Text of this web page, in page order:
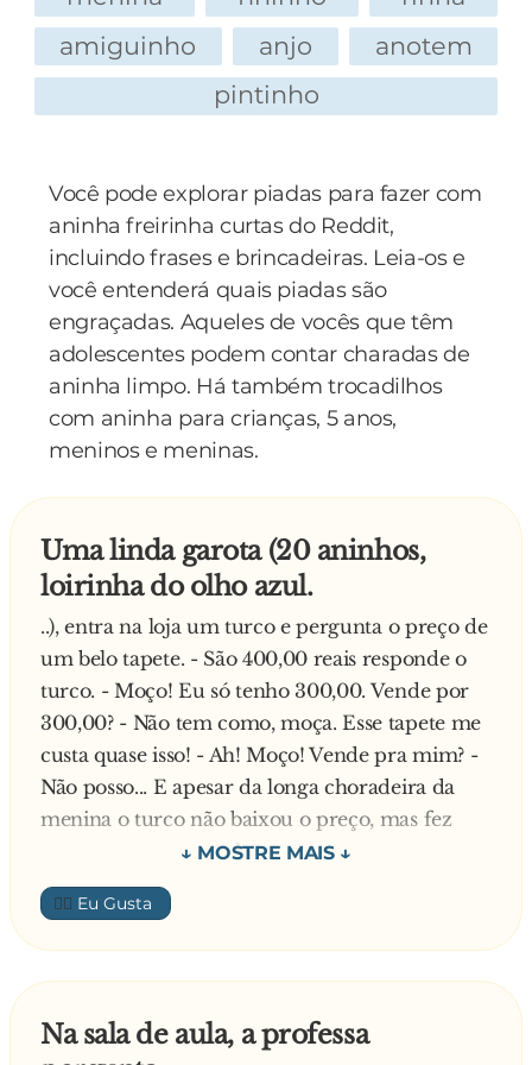
tamanho do membro do rapaz, que quase batia
no joelho.
Mas como já estava tudo combinado, ele subiu
encostadinha ela gemeu, suspirou e... peidou.
Voltou pra casa aos prantos e contou a história
para a mãe.
— O quê? — gritou a mãe, assustada — Eu vou
lá resolver isso! Vou trazer esse tapete, é uma
questão de honra!
cerca de dez segundos, depois prendeu a
respiração, mordeu os lábios e... peidou.
Chegou em casa xingando o desgraçado,
indignada e contou o fracasso pra filha. A avó
da loira, que ouviu a história, se intrometeu:
— Esse é um problema pra eu resolver! É uma
questão de tradição de família! — e correu para
a loja.
Depois de uma hora, ela volta com o tapete
enrolado no ombro. A mãe e a filha fizeram a
maior festa, abraçaram a velha, pularam e
perguntaram como ela tinha conseguido se
segurar diante daquele fenômeno.
— Mas quem foi que disse que eu consegui —
amiguinho
anjo
anotem
pintinho
Você pode explorar piadas para fazer com
aninha freirinha curtas do Reddit,
incluindo frases e brincadeiras. Leia-os e
você entenderá quais piadas são
engraçadas. Aqueles de vocês que têm
adolescentes podem contar charadas de
aninha limpo. Há também trocadilhos
com aninha para crianças, 5 anos,
meninos e meninas.
Uma linda garota (20 aninhos,
loirinha do olho azul.
..), entra na loja um turco e pergunta o preço de
um belo tapete. - São 400,00 reais responde o
turco. - Moço! Eu só tenho 300,00. Vende por
300,00? - Não tem como, moça. Esse tapete me
custa quase isso! - Ah! Moço! Vende pra mim? -
Não posso... E apesar da longa choradeira da
menina o turco não baixou o preço, mas fez
uma proposta para ela:
— Se você aguentar uma 'trepada' em cima
desse tapete, pode levar ele de graça. - O que?
Trepar? Meter? t**...? O senhor quer dizer fazer
s**...? - Exatamente! Se você der prá mim em
com uma condição: NÃO PODE PEI*DAR'. - Tá
👍🏼
Na sala de aula, a professa